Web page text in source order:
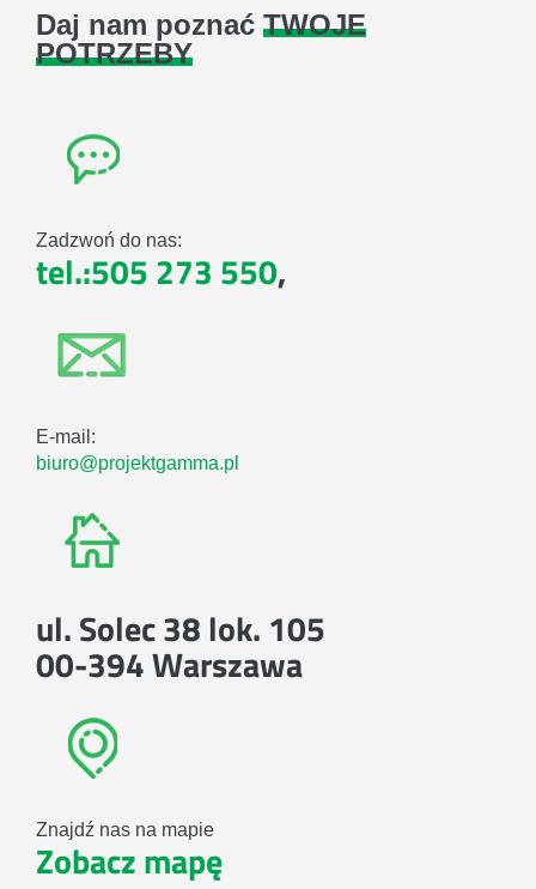
Daj nam poznać TWOJE
POTRZEBY
Zadzwoń do nas:
tel.:505 273 550,
E-mail:
biuro@projektgamma.pl
ul. Solec 38 lok. 105
00-394 Warszawa
Znajdź nas na mapie
Zobacz mapę